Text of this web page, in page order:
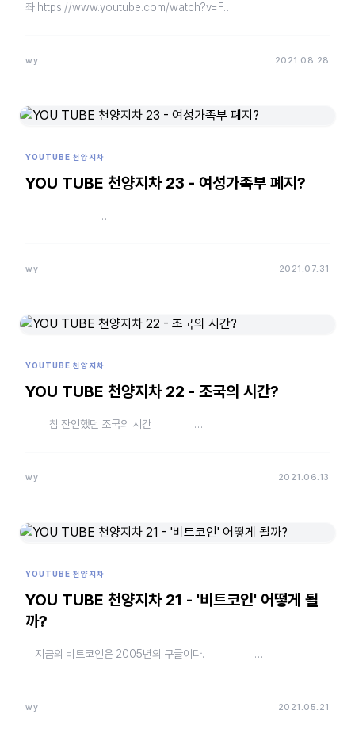
좌 https://www.youtube.com/watch?v=F…
wy 2021.08.28
YOUTUBE 천양지차
YOU TUBE 천양지차 23 - 여성가족부 폐지?
…
wy 2021.07.31
YOUTUBE 천양지차
YOU TUBE 천양지차 22 - 조국의 시간?
참 잔인했던 조국의 시간 …
wy 2021.06.13
YOUTUBE 천양지차
YOU TUBE 천양지차 21 - '비트코인' 어떻게 될
까?
지금의 비트코인은 2005년의 구글이다. …
wy 2021.05.21